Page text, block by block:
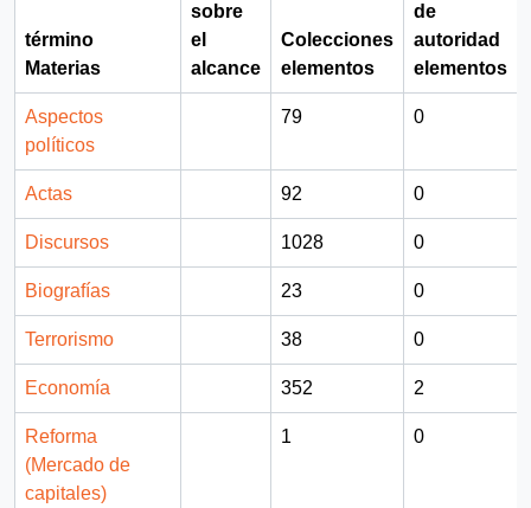
término
Materias
sobre
el
alcance
Colecciones
elementos
de
autoridad
elementos
Aspectos
políticos
79 0
Actas 92 0
Discursos 1028 0
Biografías 23 0
Terrorismo 38 0
Economía 352 2
Reforma
(Mercado de
capitales)
1 0